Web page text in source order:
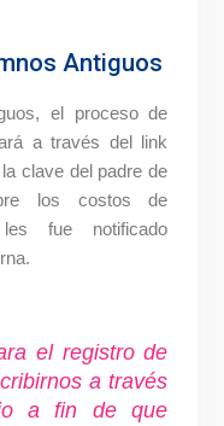
Antiguos
el proceso de
a través del link
clave del padre de
los costos de
fue notificado
el registro de
a través
a fin de que